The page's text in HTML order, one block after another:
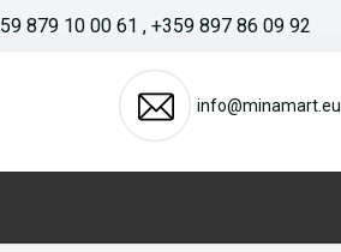
879 10 00 61 , +359 897 86 09 92
info@minamart.eu